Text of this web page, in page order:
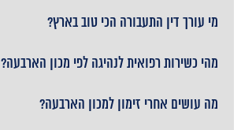
מי עורך דין התעבורה הכי טוב בארץ?
מהי כשירות רפואית לנהיגה לפי מכון הארבעה?
מה עושים אחרי זימון למכון הארבעה?